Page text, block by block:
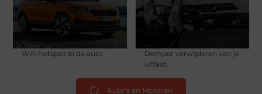
Wifi-hotspot in de auto
Demper verwijderen van je
uitlaat.
Auto's en Motoren